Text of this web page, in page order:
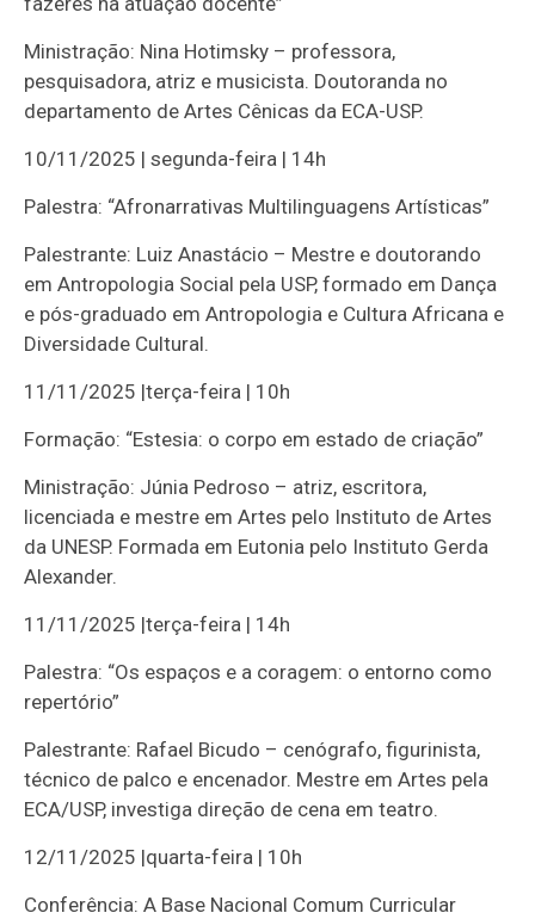
Ministração: Nina Hotimsky – professora,
pesquisadora, atriz e musicista. Doutoranda no
departamento de Artes Cênicas da ECA-USP.
10/11/2025 | segunda-feira | 14h
Palestra: “Afronarrativas Multilinguagens Artísticas”
Palestrante: Luiz Anastácio – Mestre e doutorando
em Antropologia Social pela USP, formado em Dança
e pós-graduado em Antropologia e Cultura Africana e
Diversidade Cultural.
11/11/2025 |terça-feira | 10h
Formação: “Estesia: o corpo em estado de criação”
Ministração: Júnia Pedroso – atriz, escritora,
licenciada e mestre em Artes pelo Instituto de Artes
da UNESP. Formada em Eutonia pelo Instituto Gerda
Alexander.
11/11/2025 |terça-feira | 14h
Palestra: “Os espaços e a coragem: o entorno como
repertório”
Palestrante: Rafael Bicudo – cenógrafo, figurinista,
técnico de palco e encenador. Mestre em Artes pela
ECA/USP, investiga direção de cena em teatro.
12/11/2025 |quarta-feira | 10h
Conferência: A Base Nacional Comum Curricular